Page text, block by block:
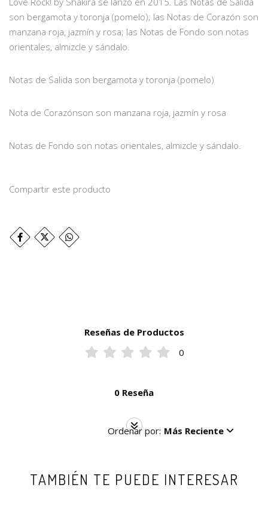
son bergamota y toronja (pomelo); las Notas de Corazón son
manzana roja, jazmín y rosa; las Notas de Fondo son notas
orientales, almizcle y sándalo.
Notas de Salida son bergamota y toronja (pomelo)
Nota de Corazónson son manzana roja, jazmín y rosa
Notas de Fondo son notas orientales, almizcle y sándalo.
Compartir este producto
Reseñas de Productos
0
0 Reseña
Ordenar por: Más Reciente
TAMBIÉN TE PUEDE INTERESAR